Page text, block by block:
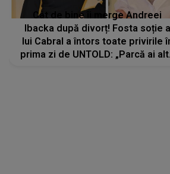
Cât de bine îi merge Andreei
Ibacka după divorț! Fosta soție a
lui Cabral a întors toate privirile
prima zi de UNTOLD: „Parcă ai